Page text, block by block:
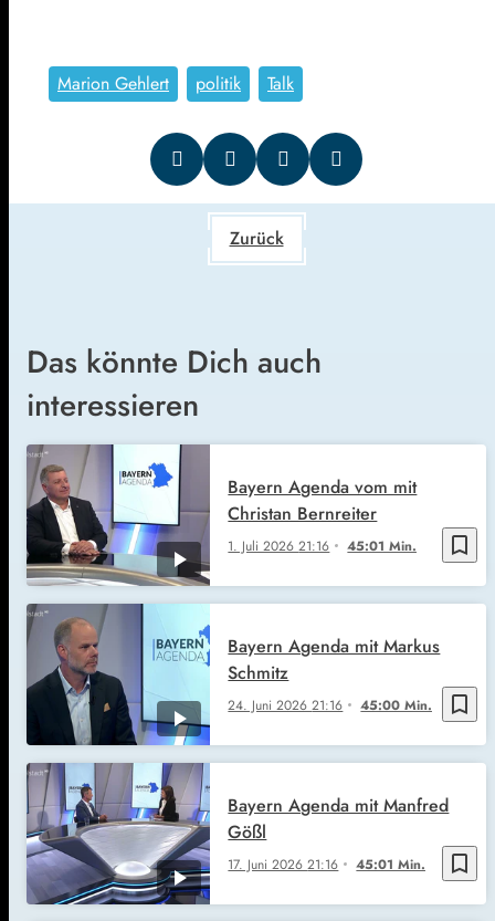
Marion Gehlert politik Talk
Zurück
Das könnte Dich auch
interessieren
bookmark_border
1. Juli 202621:16 45:01 Min.
Bayern Agenda vom mit
Christan Bernreiter
bookmark_border
24. Juni 202621:16 45:00 Min.
Bayern Agenda mit Markus
Schmitz
bookmark_border
17. Juni 202621:16 45:01 Min.
Bayern Agenda mit Manfred
Gößl